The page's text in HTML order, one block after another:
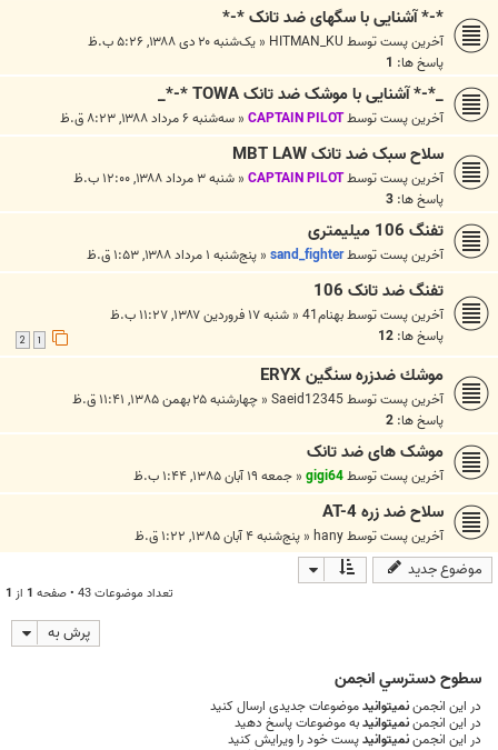
*-* آشنایی با سگهای ضد تانک *-*
آخرین پست توسط HITMAN_KU
« یک‌شنبه ۲۰ دی ۱۳۸۸, ۵:۲۶ ب.ظ
پاسخ ها: 1
_*-* آشنایی با موشک ضد تانک TOWA *-*_
آخرین پست توسطCAPTAIN PILOT
« سه‌شنبه ۶ مرداد ۱۳۸۸, ۸:۲۳ ق.ظ
سلاح سبک ضد تانک MBT LAW
آخرین پست توسطCAPTAIN PILOT
« شنبه ۳ مرداد ۱۳۸۸, ۱۲:۰۰ ب.ظ
پاسخ ها: 3
تفنگ 106 میلیمتری
آخرین پست توسطsand_fighter
« پنج‌شنبه ۱ مرداد ۱۳۸۸, ۱:۵۳ ق.ظ
تفنگ ضد تانک 106
آخرین پست توسطبهنام41 « شنبه ۱۷ فروردین ۱۳۸۷, ۱۱:۲۷ ب.ظ
پاسخ ها: 12
1
2
موشك ضدزره سنگين ERYX
آخرین پست توسطSaeid12345
« چهارشنبه ۲۵ بهمن ۱۳۸۵, ۱۱:۴۱ ق.ظ
پاسخ ها: 2
موشک های ضد تانک
آخرین پست توسطgigi64
« جمعه ۱۹ آبان ۱۳۸۵, ۱:۴۴ ب.ظ
سلاح ضد زره AT-4
آخرین پست توسطhany
« پنج‌شنبه ۴ آبان ۱۳۸۵, ۱:۲۲ ق.ظ
موضوع جدید
تعداد موضوعات 43 • صفحه 1 از 1
پرش به
سطوح دسترسي انجمن
در این انجمننمیتوانیدموضوعات جدیدی ارسال کنید
در این انجمننمیتوانیدبه موضوعات پاسخ دهید
در این انجمننمیتوانیدپست خود را ویرایش کنید